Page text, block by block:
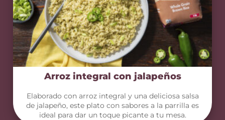
Arroz integral con jalapeños
Elaborado con arroz integral y una deliciosa salsa
de jalapeño, este plato con sabores a la parrilla es
ideal para dar un toque picante a tu mesa.